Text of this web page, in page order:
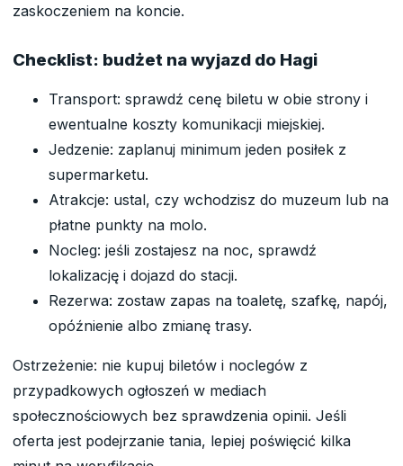
zaskoczeniem na koncie.
Checklist: budżet na wyjazd do Hagi
Transport: sprawdź cenę biletu w obie strony i
ewentualne koszty komunikacji miejskiej.
Jedzenie: zaplanuj minimum jeden posiłek z
supermarketu.
Atrakcje: ustal, czy wchodzisz do muzeum lub na
płatne punkty na molo.
Nocleg: jeśli zostajesz na noc, sprawdź
lokalizację i dojazd do stacji.
Rezerwa: zostaw zapas na toaletę, szafkę, napój,
opóźnienie albo zmianę trasy.
Ostrzeżenie: nie kupuj biletów i noclegów z
przypadkowych ogłoszeń w mediach
społecznościowych bez sprawdzenia opinii. Jeśli
oferta jest podejrzanie tania, lepiej poświęcić kilka